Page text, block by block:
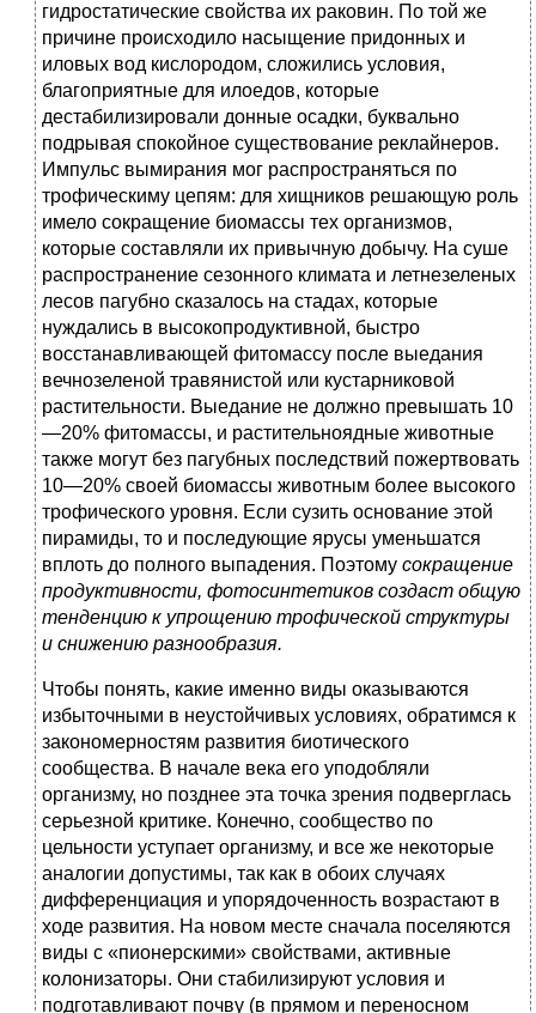
гидростатические свойства их раковин. По той же
причине происходило насыщение придонных и
иловых вод кислородом, сложились условия,
благоприятные для илоедов, которые
дестабилизировали донные осадки, буквально
подрывая спокойное существование реклайнеров.
Импульс вымирания мог распространяться по
трофическиму цепям: для хищников решающую роль
имело сокращение биомассы тех организмов,
которые составляли их привычную добычу. На суше
распространение сезонного климата и летнезеленых
лесов пагубно сказалось на стадах, которые
нуждались в высокопродуктивной, быстро
восстанавливающей фитомассу после выедания
вечнозеленой травянистой или кустарниковой
растительности. Выедание не должно превышать 10
—20% фитомассы, и растительноядные животные
также могут без пагубных последствий пожертвовать
10—20% своей биомассы животным более высокого
трофического уровня. Если сузить основание этой
пирамиды, то и последующие ярусы уменьшатся
вплоть до полного выпадения. Поэтому сокращение
продуктивности, фотосинтетиков создаст общую
тенденцию к упрощению трофической структуры
и снижению разнообразия.
Чтобы понять, какие именно виды оказываются
избыточными в неустойчивых условиях, обратимся к
закономерностям развития биотического
сообщества. В начале века его уподобляли
организму, но позднее эта точка зрения подверглась
серьезной критике. Конечно, сообщество по
цельности уступает организму, и все же некоторые
аналогии допустимы, так как в обоих случаях
дифференциация и упорядоченность возрастают в
ходе развития. На новом месте сначала поселяются
виды с «пионерскими» свойствами, активные
колонизаторы. Они стабилизируют условия и
подготавливают почву (в прямом и переносном